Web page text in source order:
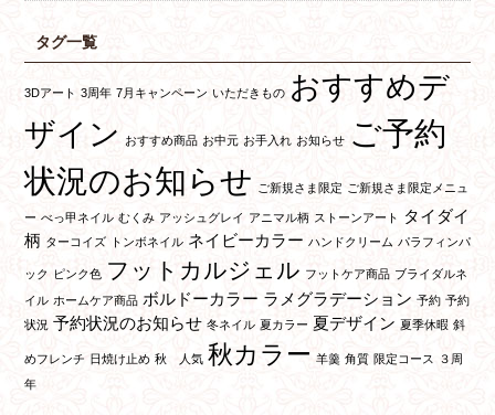
タグ一覧
3Dアート 3周年 7月キャンペーン いただきもの おすすめデ
ザイン
おすすめ商品 お中元 お手入れ お知らせ ご予約
状況のお知らせ
ご新規さま限定 ご新規さま限定メニュ
ー べっ甲ネイル むくみ アッシュグレイ アニマル柄 ストーンアート
タイダイ
柄 ターコイズ トンボネイル ネイビーカラー ハンドクリーム パラフィンパ
ック ピンク色 フットカルジェル フットケア商品 ブライダルネ
イル ホームケア商品 ボルドーカラー ラメグラデーション 予約 予約
状況 予約状況のお知らせ 冬ネイル 夏カラー 夏デザイン 夏季休暇 斜
めフレンチ 日焼け止め 秋 人気 秋カラー 羊羹 角質 限定コース
３周
年